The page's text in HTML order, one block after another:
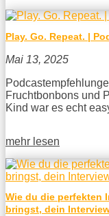
Play. Go. Repeat. |
Mai 13, 2025
Fruchtbonbons und
Kind war es echt
mehr lesen
Wie du die perfekten
bringst, dein